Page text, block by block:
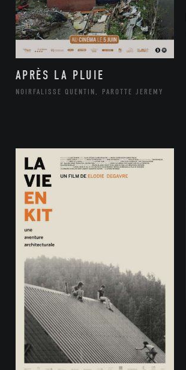
APRÈS LA PLUIE
NOIRFALISSE QUENTIN, PAROTTE JEREMY